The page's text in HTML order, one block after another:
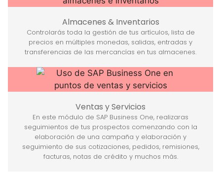
Almacenes & Inventarios
Controlarás toda la gestión de tus artículos, lista de
precios en múltiples monedas, salidas, entradas y
transferencias de las mercancías en tus almacenes.
Ventas y Servicios
En este módulo de SAP Business One, realizaras
seguimientos de tus prospectos comenzando con la
elaboración de una campaña y elaboración y
seguimiento de sus cotizaciones, pedidos, remisiones,
facturas, notas de crédito y muchos más.